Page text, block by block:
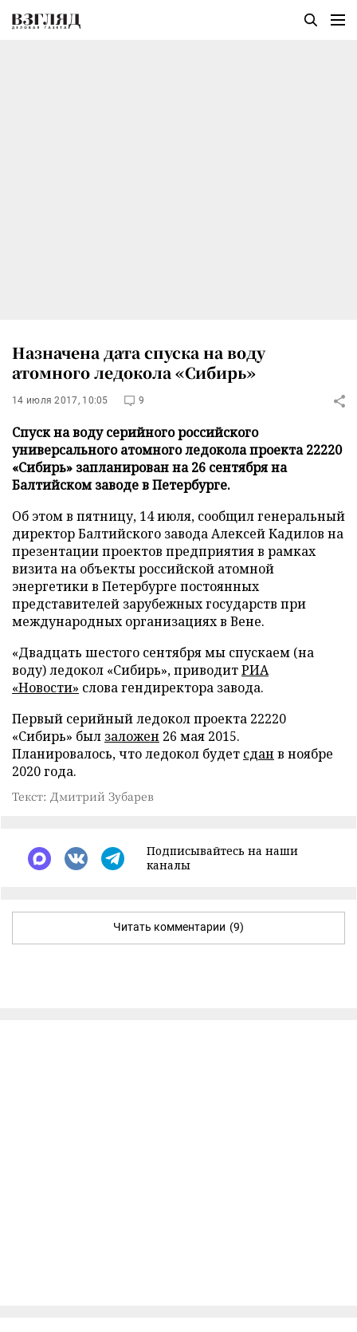
Назначена дата спуска на воду
атомного ледокола «Сибирь»
14 июля 2017, 10:05 9
Спуск на воду серийного российского
универсального атомного ледокола проекта 22220
«Сибирь» запланирован на 26 сентября на
Балтийском заводе в Петербурге.
Об этом в пятницу, 14 июля, сообщил генеральный
директор Балтийского завода Алексей Кадилов на
презентации проектов предприятия в рамках
визита на объекты российской атомной
энергетики в Петербурге постоянных
представителей зарубежных государств при
международных организациях в Вене.
«Двадцать шестого сентября мы спускаем (на
воду) ледокол «Сибирь», приводитРИА
«Новости» слова гендиректора завода.
Первый серийный ледокол проекта 22220
«Сибирь» был заложен 26 мая 2015.
Планировалось, что ледокол будет сдан в ноябре
2020 года.
Текст: Дмитрий Зубарев
Подписывайтесь на наши
каналы
Читать комментарии (9)